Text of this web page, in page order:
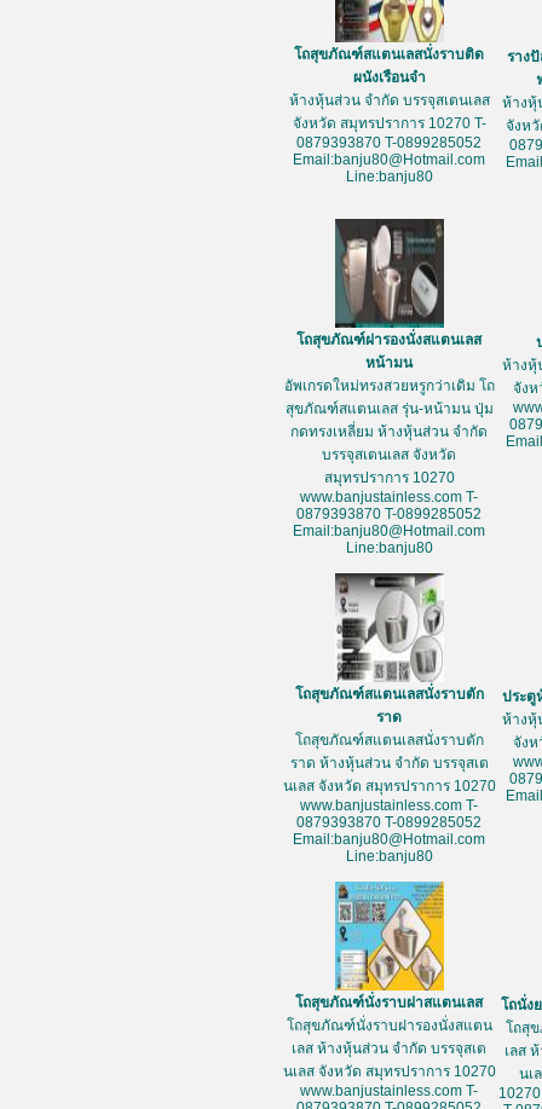
โถสุขภัณฑ์สแตนเลสนั่งราบติด
ผนังเรือนจำ
ห้างหุ้นส่วน จำกัด บรรจุสเตนเลส
จังหวัด สมุทรปราการ 10270 T-
0879393870 T-0899285052
Email:banju80@Hotmail.com
Line:banju80
ราง
ห้างหุ้
จังห
โถสุขภัณฑ์ฝารองนั่งสแตนเลส
หน้ามน
อัพเกรดใหม่ทรงสวยหรูกว่าเดิม โถ
สุขภัณฑ์สแตนเลส รุ่น-หน้ามน ปุ่ม
กดทรงเหลี่ยม ห้างหุ้นส่วน จำกัด
บรรจุสเตนเลส จังหวัด
สมุทรปราการ 10270
www.banjustainless.com T-
0879393870 T-0899285052
Email:banju80@Hotmail.com
Line:banju80
ห้างหุ้
จังห
โถสุขภัณฑ์สแตนเลสนั่งราบตัก
ราด
โถสุขภัณฑ์สแตนเลสนั่งราบตัก
ราด ห้างหุ้นส่วน จำกัด บรรจุสเต
นเลส จังหวัด สมุทรปราการ 10270
www.banjustainless.com T-
0879393870 T-0899285052
Email:banju80@Hotmail.com
Line:banju80
ประตู
ห้างหุ้
จังห
โถสุขภัณฑ์นั่งราบฝาสแตนเลส
โถสุขภัณฑ์นั่งราบฝารองนั่งสแตน
เลส ห้างหุ้นส่วน จำกัด บรรจุสเต
นเลส จังหวัด สมุทรปราการ 10270
www.banjustainless.com T-
โถนั่ง
โถสุ
เลส
นเ